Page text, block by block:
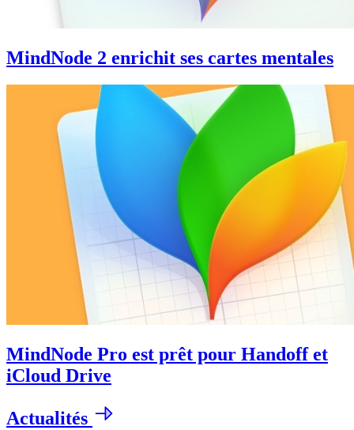
MindNode 2 enrichit ses cartes mentales
MindNode Pro est prêt pour Handoff et
iCloud Drive
Actualités